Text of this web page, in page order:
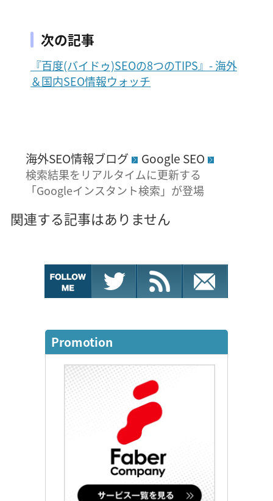
次の記事
『百度(バイドゥ)SEOの8つのTIPS』- 海外
＆国内SEO情報ウォッチ
海外SEO情報ブログ Google SEO
検索結果をリアルタイムに更新する
「Googleインスタント検索」が登場
関連する記事はありません
Promotion